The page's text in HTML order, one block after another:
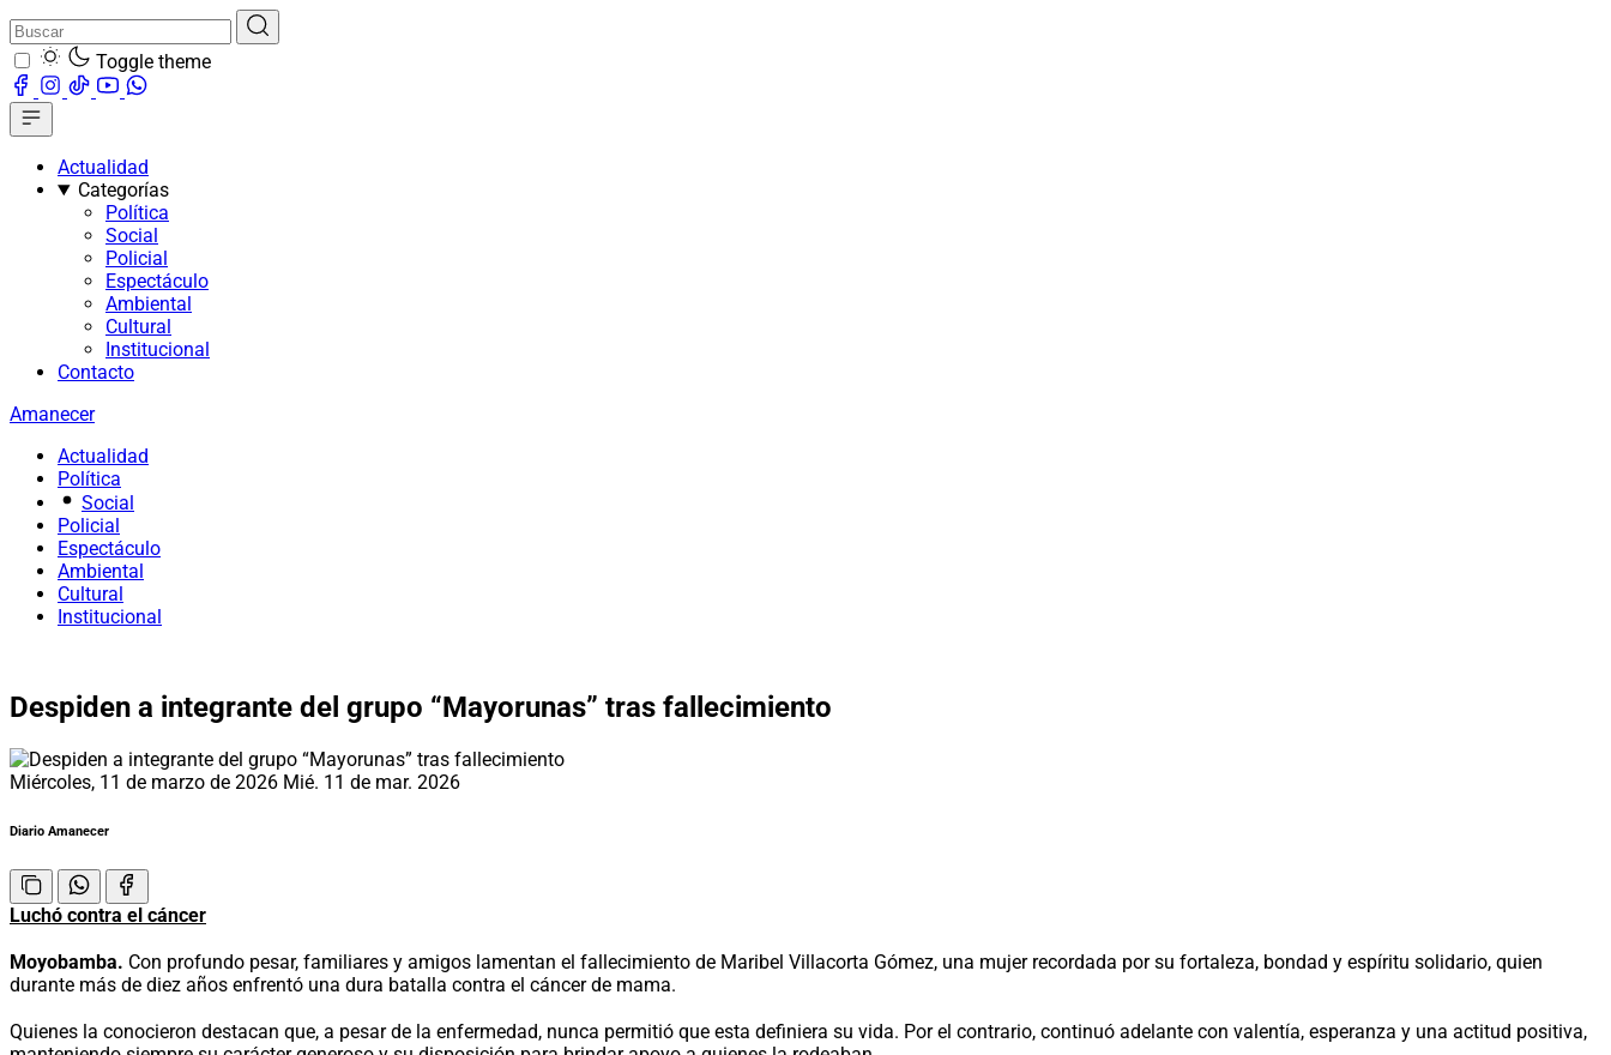
Toggle theme
Actualidad
Categorías
Política
Social
Policial
Espectáculo
Ambiental
Cultural
Institucional
Contacto
Amanecer
Actualidad
Política
Social
Policial
Espectáculo
Ambiental
Cultural
Institucional
Despiden a integrante del grupo “Mayorunas” tras fallecimiento
Miércoles, 11 de marzo de 2026 Mié. 11 de mar. 2026
Diario Amanecer
Luchó contra el cáncer
Moyobamba. Con profundo pesar, familiares y amigos lamentan el fallecimiento de Maribel Villacorta Gómez, una mujer recordada por su fortaleza, bondad y espíritu solidario, quien
durante más de diez años enfrentó una dura batalla contra el cáncer de mama.
Quienes la conocieron destacan que, a pesar de la enfermedad, nunca permitió que esta definiera su vida. Por el contrario, continuó adelante con valentía, esperanza y una actitud positiva,